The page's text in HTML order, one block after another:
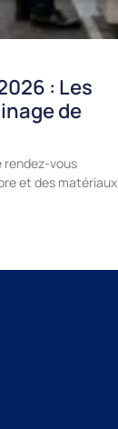
: Les
de
rendez-vous
et des matériaux